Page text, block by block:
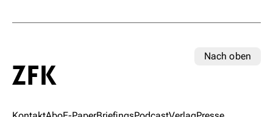
Nach oben